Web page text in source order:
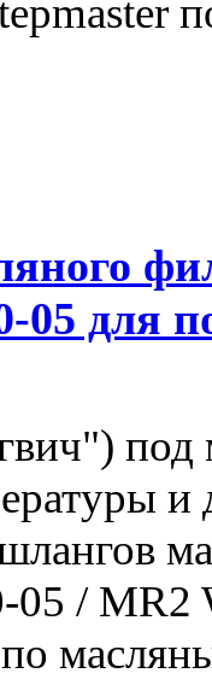
05 для
под
и
05 / MR2